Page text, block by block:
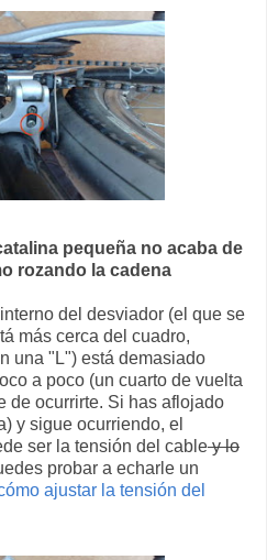
pequeña no acaba de
rozando la cadena
del desviador (el que se
más cerca del cuadro,
una "L") está demasiado
a poco (un cuarto de vuelta
de ocurrirte. Si has aflojado
y sigue ocurriendo, el
ser la tensión del cabley lo
probar a echarle un
ajustar la tensión del